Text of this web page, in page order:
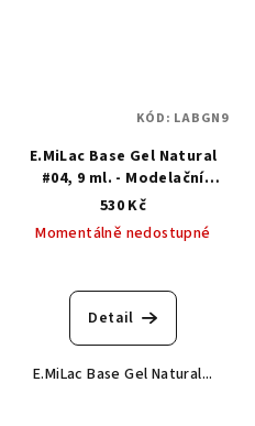
E.MiLac Base Gel Natural
#04, 9 ml. - Modelační
kamuflážní báze
530 Kč
Momentálně nedostupné
Detail
E.MiLac Base Gel Natural...
KÓD: LABGN9